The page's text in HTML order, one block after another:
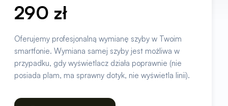
290 zł
Oferujemy profesjonalną wymianę szyby w Twoim
smartfonie. Wymiana samej szyby jest możliwa w
przypadku, gdy wyświetlacz działa poprawnie (nie
posiada plam, ma sprawny dotyk, nie wyświetla linii).